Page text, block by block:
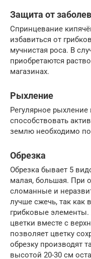
Защита от
Спринцевание
избавиться от
мучнистая роса. В
приобретаются
магазинах.
Рыхление
Регулярное
способствовать
землю необходимо
Обрезка
Обрезка бывает 5
малая, большая. При
сломанные и
лучше сжечь, так как
грибковые
цветки вместе с
позволяет цветку
обрезку производят
высотой 20-30 см